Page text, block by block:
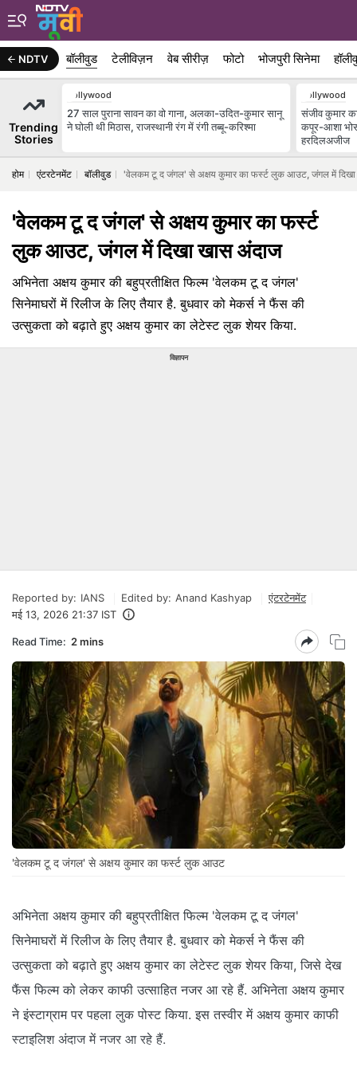
NDTV बॉलीवुड टेलीविज़न वेब सीरीज़ फोटो भोजपुरी सिनेमा
Trending
Stories
Bollywood
27 साल पुराना सावन का वो गाना, अलका-उदित-कुमार सानू
ने घोली थी मिठास, राजस्थानी रंग में रंगी तब्बू-करिश्मा
Bollywood
संजीव कुमार
कपूर-आशा
हरदिलअजीज
होम एंटरटेनमेंट बॉलीवुड 'वेलकम टू द जंगल' से अक्षय कुमार का फर्स्ट लुक आउट, जंगल में
'वेलकम टू द जंगल' से अक्षय कुमार का फर्स्ट
लुक आउट, जंगल में दिखा खास अंदाज
अभिनेता अक्षय कुमार की बहुप्रतीक्षित फिल्म 'वेलकम टू द जंगल'
सिनेमाघरों में रिलीज के लिए तैयार है. बुधवार को मेकर्स ने फैंस की
उत्सुकता को बढ़ाते हुए अक्षय कुमार का लेटेस्ट लुक शेयर किया.
विज्ञापन
Reported by: IANS Edited by: Anand Kashyap
एंटरटेनमेंट
मई 13, 2026 21:37 IST
Read Time: 2 mins
'वेलकम टू द जंगल' से अक्षय कुमार का फर्स्ट लुक आउट
अभिनेता अक्षय कुमार की बहुप्रतीक्षित फिल्म 'वेलकम टू द जंगल'
सिनेमाघरों में रिलीज के लिए तैयार है. बुधवार को मेकर्स ने फैंस की
उत्सुकता को बढ़ाते हुए अक्षय कुमार का लेटेस्ट लुक शेयर किया, जिसे देख
फैंस फिल्म को लेकर काफी उत्साहित नजर आ रहे हैं. अभिनेता अक्षय कुमार
ने इंस्टाग्राम पर पहला लुक पोस्ट किया. इस तस्वीर में अक्षय कुमार काफी
स्टाइलिश अंदाज में नजर आ रहे हैं.